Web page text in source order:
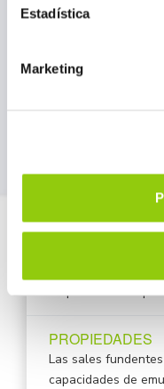
Estadística
Marketing
Disponibles en un
APLICACIONES
FOSFATOS Y
Disponible en
PROPIEDADES
Las sales
capacidades de